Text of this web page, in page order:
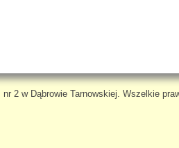
2 w Dąbrowie Tarnowskiej. Wszelkie